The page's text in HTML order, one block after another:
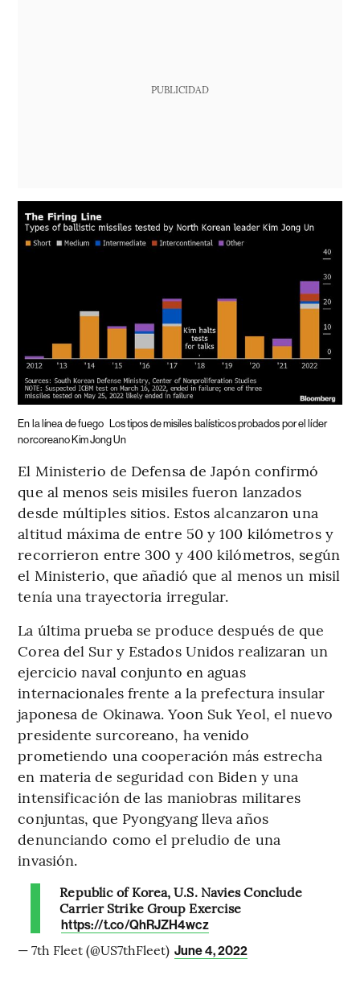
PUBLICIDAD
En la línea de fuego Los tipos de misiles balísticos probados por el líder
norcoreano Kim Jong Un
El Ministerio de Defensa de Japón confirmó
que al menos seis misiles fueron lanzados
desde múltiples sitios. Estos alcanzaron una
altitud máxima de entre 50 y 100 kilómetros y
recorrieron entre 300 y 400 kilómetros, según
el Ministerio, que añadió que al menos un misil
tenía una trayectoria irregular.
La última prueba se produce después de que
Corea del Sur y Estados Unidos realizaran un
ejercicio naval conjunto en aguas
internacionales frente a la prefectura insular
japonesa de Okinawa. Yoon Suk Yeol, el nuevo
presidente surcoreano, ha venido
prometiendo una cooperación más estrecha
en materia de seguridad con Biden y una
intensificación de las maniobras militares
conjuntas, que Pyongyang lleva años
denunciando como el preludio de una
invasión.
Republic of Korea, U.S. Navies Conclude
Carrier Strike Group Exercise
https://t.co/QhRJZH4wcz
— 7th Fleet (@US7thFleet) June 4, 2022